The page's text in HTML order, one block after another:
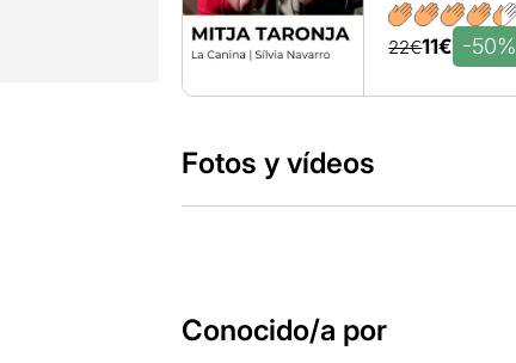
22€11€ -50%
Fotos y vídeos
Conocido/a por